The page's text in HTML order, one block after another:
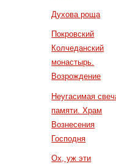
Духова роща
Покровский
Колчеданский
монастырь.
Возрождение
Неугасимая
памяти. Храм
Вознесения
Господня
Ох, уж эти